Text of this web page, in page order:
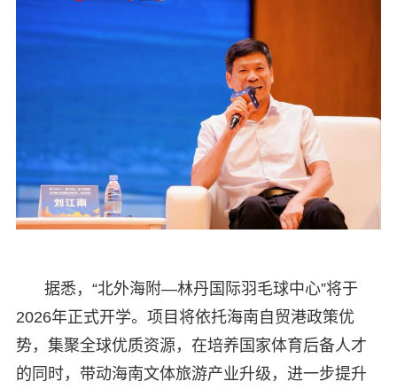
据悉，“北外海附—林丹国际羽毛球中心”将于
2026年正式开学。项目将依托海南自贸港政策优
势，集聚全球优质资源，在培养国家体育后备人才
的同时，带动海南文体旅游产业升级，进一步提升